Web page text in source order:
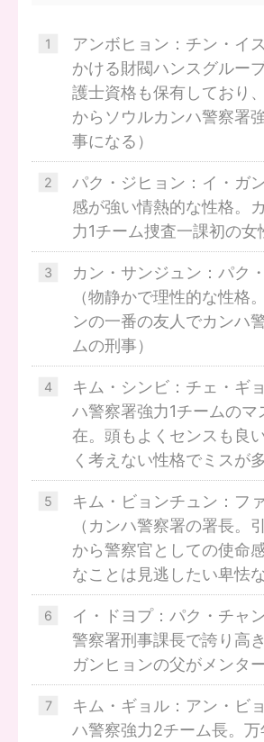
アンボヒョン：チン・イ
かける財閥ハンスグルー
護士資格も保有しており
からソウルカンハ警察署
事になる）
パク・ジヒョン：イ・ガ
感が強い情熱的な性格。
力1チーム捜査一課初の女
カン・サンジュン：パク
（物静かで理性的な性格
ンの一番の友人でカンハ
ムの刑事）
キム・シンビ：チェ・ギ
ハ警察署強力1チームのマ
在。頭もよくセンスも良
く考えない性格でミスが多
キム・ビョンチュン：フ
（カンハ警察署の署長。
から警察官としての使命
なことは見逃したい卑怯な
イ・ドヨプ：パク・チャ
警察署刑事課長で誇り高
ガンヒョンの父がメンター
キム・ギョル：アン・ビ
ハ警察強力2チーム長。万